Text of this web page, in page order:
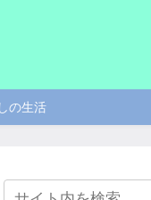
の生活